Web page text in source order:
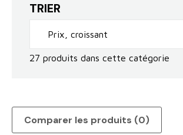
27 produits dans cette catégorie
TRIER
Prix, croissant
Comparer les produits (0)‎